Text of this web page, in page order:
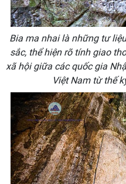
Bia ma nhai là những tư
sắc, thể hiện rõ tính giao
xã hội giữa các quốc gia
Việt Nam từ thế